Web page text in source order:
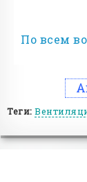
По всем
Теги: